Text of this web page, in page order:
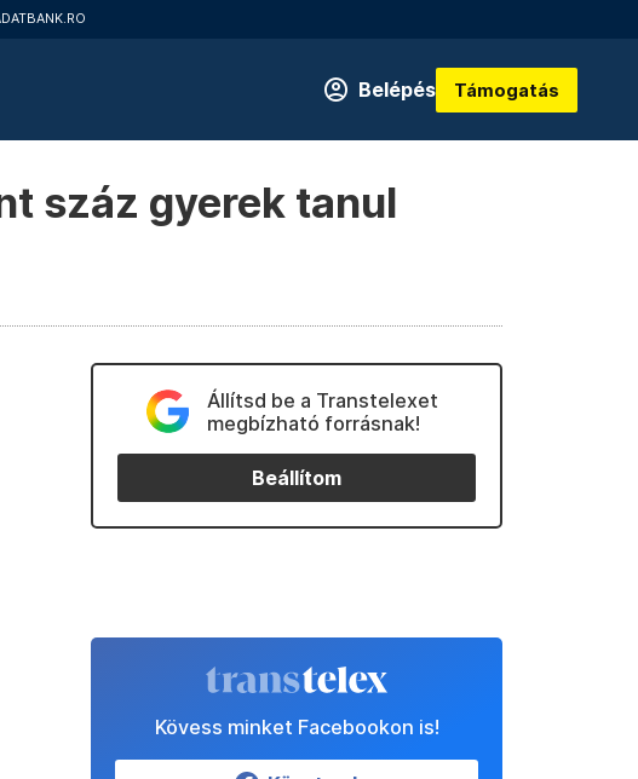
Belépés Támogatás
száz gyerek tanul
Állítsd be a Transtelexet
megbízható forrásnak!
Beállítom
Kövess minket Facebookon is!